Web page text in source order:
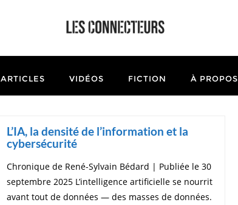
ARTICLES VIDÉOS FICTION À PROPOS
L’IA, la densité de l’information et la
cybersécurité
Chronique de René-Sylvain Bédard | Publiée le 30
septembre 2025 L’intelligence artificielle se nourrit
avant tout de données — des masses de données.